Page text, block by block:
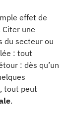
effet de
Citer une
du secteur ou
: tout
: dès qu’un
tout peut
.